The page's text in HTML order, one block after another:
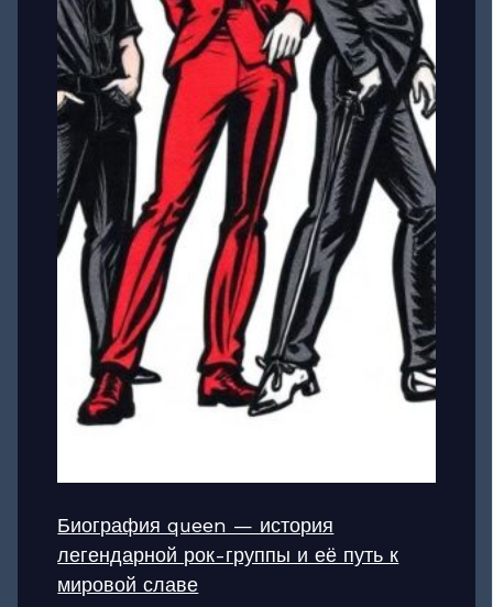
Биография queen — история
легендарной рок-группы и её путь к
мировой славе